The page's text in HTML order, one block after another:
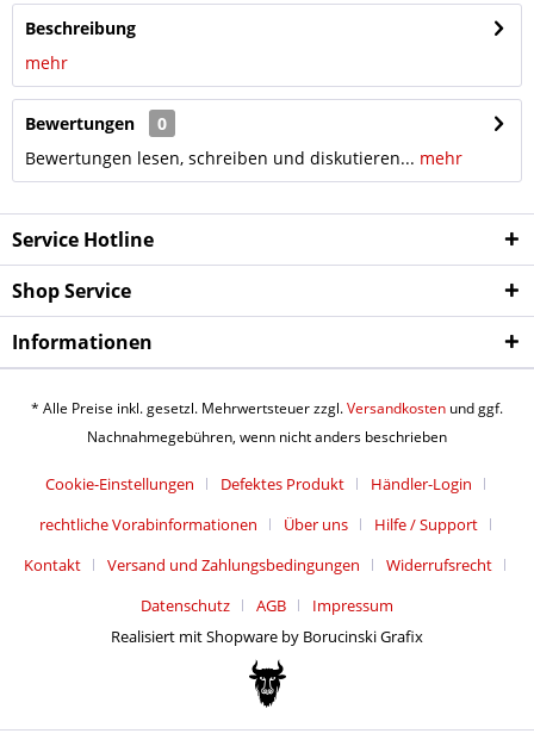
Beschreibung
mehr
Bewertungen
0
Bewertungen lesen, schreiben und diskutieren... mehr
Service Hotline
Shop Service
Informationen
* Alle Preise inkl. gesetzl. Mehrwertsteuer zzgl.Versandkosten und ggf.
Nachnahmegebühren, wenn nicht anders beschrieben
Cookie-Einstellungen Defektes Produkt
Händler-Login
rechtliche Vorabinformationen
Über uns
Hilfe / Support
Kontakt
Versand und Zahlungsbedingungen
Widerrufsrecht
Datenschutz
AGB
Impressum
Realisiert mit Shopware by Borucinski Grafix